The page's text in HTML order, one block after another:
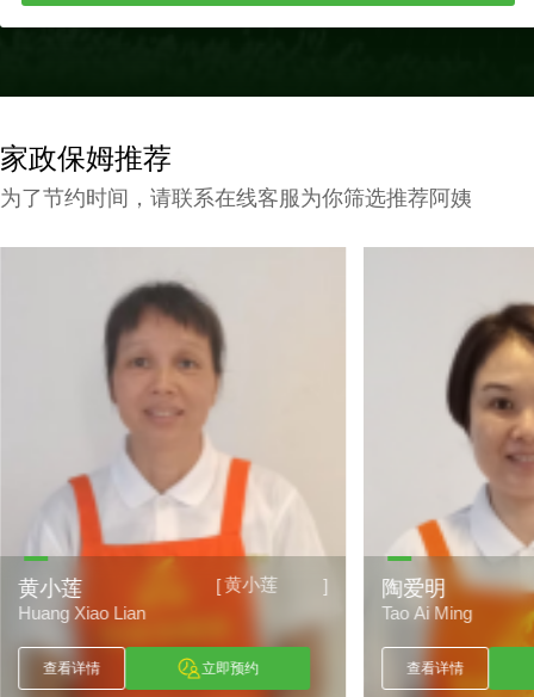
家政保姆推荐
为了节约时间，请联系在线客服为你筛选推荐阿姨
[陶爱明 ]
陶爱明
Tao Ai Ming
查看详情 立即预约
赖小丽
Lai Xiao Li
查看详情